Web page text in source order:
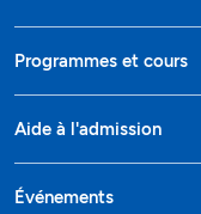
Programmes et cours
Aide à l'admission
Événements